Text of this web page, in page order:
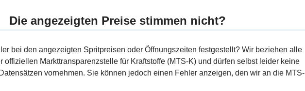
Die angezeigten Preise stimmen nicht?
bei den angezeigten Spritpreisen oder Öffnungszeiten festgestellt? Wir beziehen alle
offiziellen Markttransparenzstelle für Kraftstoffe (MTS-K) und dürfen selbst leider keine
vornehmen. Sie können jedoch einen Fehler anzeigen, den wir an die MTS-